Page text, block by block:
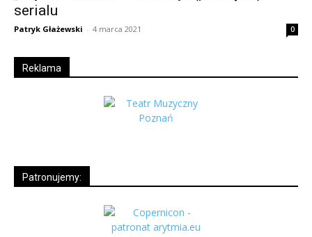
serialu
Patryk Głażewski - 4 marca 2021 0
Reklama
Patronujemy: